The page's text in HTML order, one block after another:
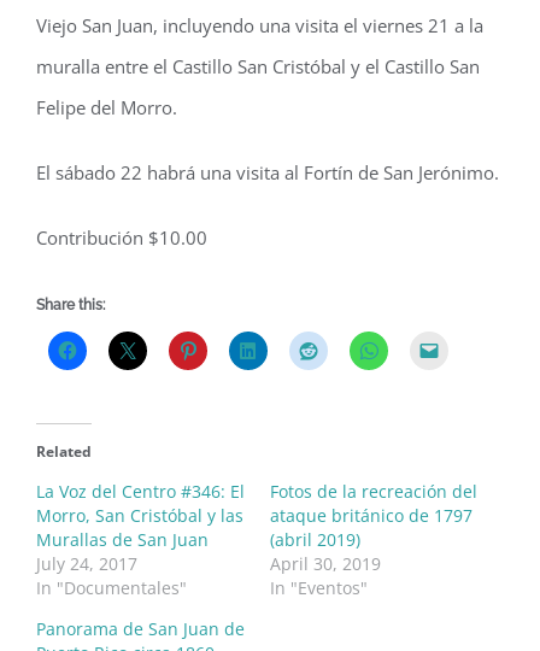
Viejo San Juan, incluyendo una visita el viernes 21 a la
muralla entre el Castillo San Cristóbal y el Castillo San
Felipe del Morro.
El sábado 22 habrá una visita al Fortín de San Jerónimo.
Contribución $10.00
Share this:
Related
La Voz del Centro #346: El
Morro, San Cristóbal y las
Murallas de San Juan
July 24, 2017
In "Documentales"
Fotos de la recreación del
ataque británico de 1797
(abril 2019)
April 30, 2019
In "Eventos"
Panorama de San Juan de